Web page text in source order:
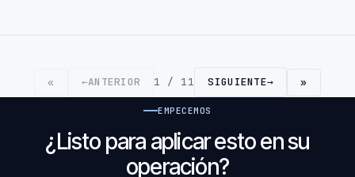
« ←ANTERIOR 1 / 11 SIGUIENTE→ »
EMPECEMOS
¿Listo para aplicar esto en su
operación?